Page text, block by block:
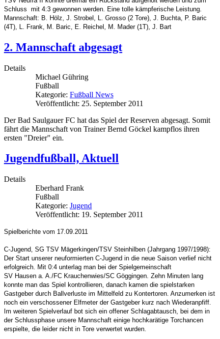
Schluss mit 4:3 gewonnen werden. Eine tolle kämpferische Leistung.
Mannschaft: B. Hölz, J. Strobel, L. Grosso (2 Tore), J. Buchta, P. Baric
(4T), L. Frank, M. Baric, E. Reichel, M. Mader (1T), J. Bart
2. Mannschaft abgesagt
Details
Michael Gühring
Fußball
Kategorie: Fußball News
Veröffentlicht: 25. September 2011
Der Bad Saulgauer FC hat das Spiel der Reserven abgesagt. Somit
fährt die Mannschaft von Trainer Bernd Göckel kampflos ihren
ersten "Dreier" ein.
Jugendfußball, Aktuell
Details
Eberhard Frank
Fußball
Kategorie: Jugend
Veröffentlicht: 19. September 2011
Spielberichte vom 17.09.2011
C-Jugend, SG TSV Mägerkingen/TSV Steinhilben (Jahrgang 1997/1998):
Der Start unserer neuformierten C-Jugend in die neue Saison verlief nicht
erfolgreich. Mit 0:4 unterlag man bei der Spielgemeinschaft
SV Hausen a. A./FC Krauchenwies/SC Göggingen. Zehn Minuten lang
konnte man das Spiel kontrollieren, danach kamen die spielstarken
Gastgeber durch Ballverluste im Mittelfeld zu Kontertoren. Anzumerken ist
noch ein verschossener Elfmeter der Gastgeber kurz nach Wiederanpfiff.
Im weiteren Spielverlauf bot sich ein offener Schlagabtausch, bei dem in
der Schlussphase unsere Mannschaft einige hochkarätige Torchancen
erspielte, die leider nicht in Tore verwertet wurden.